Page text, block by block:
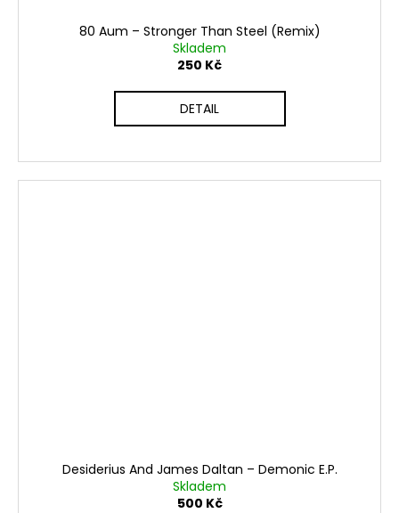
80 Aum – Stronger Than Steel (Remix)
Skladem
250 Kč
DETAIL
Desiderius And James Daltan ‎– Demonic E.P.
Skladem
500 Kč